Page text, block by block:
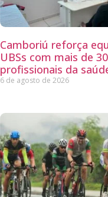
Camboriú reforça
UBSs com mais de
profissionais da
6 de agosto de 2026